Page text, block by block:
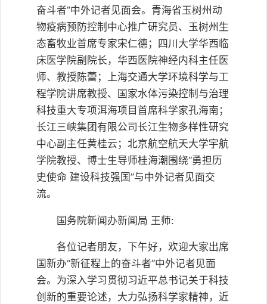
奋斗者”中外记者见面会。青海省玉树州动
物疫病预防控制中心推广研究员、玉树州生
态畜牧业首席专家宋仁德；四川大学华西临
床医学院副院长，华西医院神经内科主任医
师、教授陈蕾；上海交通大学环境科学与工
程学院讲席教授、国家水体污染控制与治理
科技重大专项洱海项目首席科学家孔海南；
长江三峡集团有限公司长江生物多样性研究
中心副主任黄桂云；北京航空航天大学宇航
学院教授、博士生导师桂海潮围绕“勇担历
史使命 建设科技强国”与中外记者见面交
流。
国务院新闻办新闻局 王师:
各位记者朋友，下午好，欢迎大家出席
国新办“新征程上的奋斗者”中外记者见面
会。为深入学习贯彻习近平总书记关于科技
创新的重要论述，大力弘扬科学家精神，近